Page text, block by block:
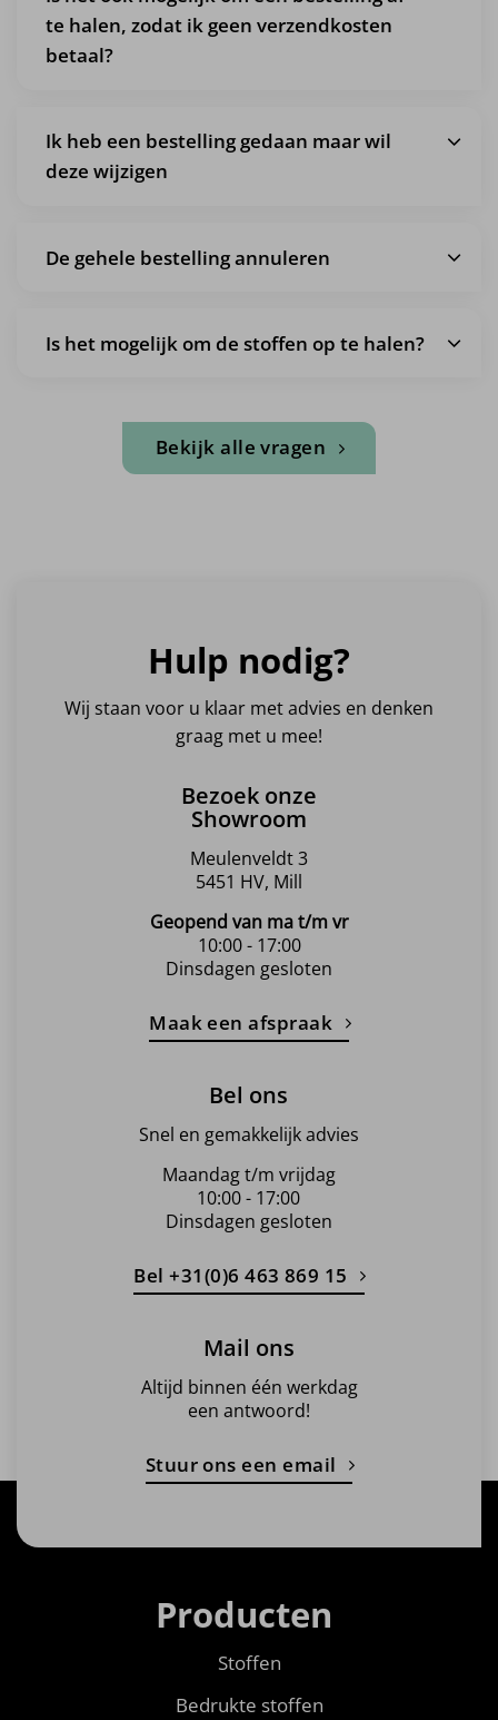
te halen, zodat ik geen verzendkosten
betaal?
Ik heb een bestelling gedaan maar wil
deze wijzigen
De gehele bestelling annuleren
Is het mogelijk om de stoffen op te halen?
Bekijk alle vragen
Hulp nodig?
Wij staan voor u klaar met advies en denken
graag met u mee!
Bezoek onze
Showroom
Meulenveldt 3
5451 HV, Mill
Geopend van ma t/m vr
10:00 - 17:00
Dinsdagen gesloten
Maak een afspraak
Bel ons
Snel en gemakkelijk advies
Maandag t/m vrijdag
10:00 - 17:00
Dinsdagen gesloten
Bel +31(0)6 463 869 15
Mail ons
Altijd binnen één werkdag
een antwoord!
Stuur ons een email
Producten
Stoffen
Bedrukte stoffen